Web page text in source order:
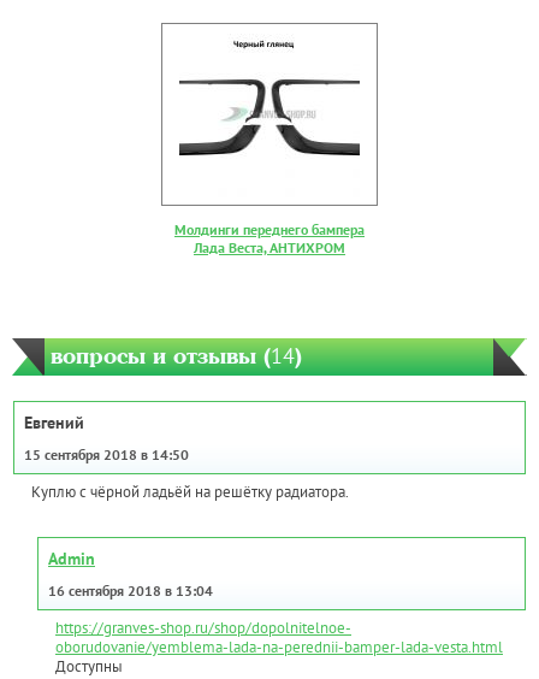
Молдинги переднего бампера
Лада Веста, АНТИХРОМ
вопросы и отзывы (14)
Евгений
15 сентября 2018 в 14:50
Куплю с чёрной ладьёй на решётку радиатора.
Admin
16 сентября 2018 в 13:04
https://granves-shop.ru/shop/dopolnitelnoe-
oborudovanie/yemblema-lada-na-perednii-bamper-lada-vesta.html
Доступны